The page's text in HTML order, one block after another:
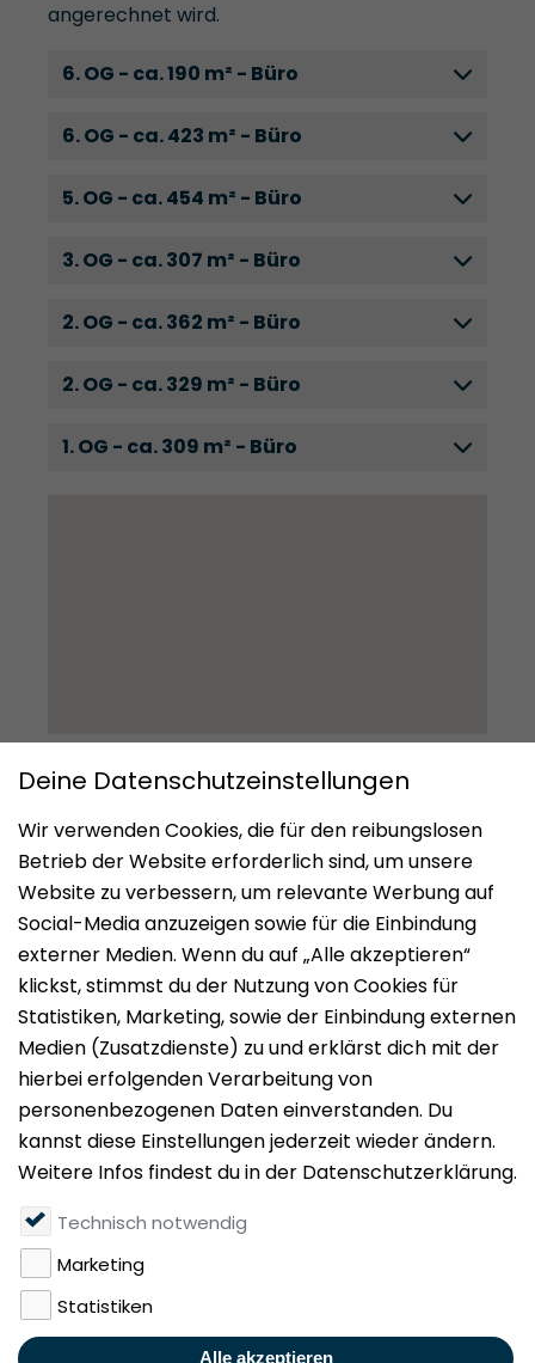
angerechnet wird.
6. OG - ca. 190 m² - Büro
6. OG - ca. 423 m² - Büro
5. OG - ca. 454 m² - Büro
3. OG - ca. 307 m² - Büro
2. OG - ca. 362 m² - Büro
2. OG - ca. 329 m² - Büro
1. OG - ca. 309 m² - Büro
Impressum
Datenschutz
Nutzungsbedingungen
Mieten
Vermieten
Über uns
Presse
Geldwäschegesetz